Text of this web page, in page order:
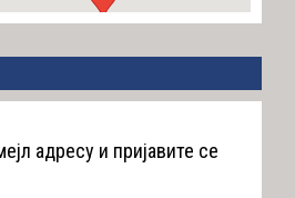
адресу и пријавите се